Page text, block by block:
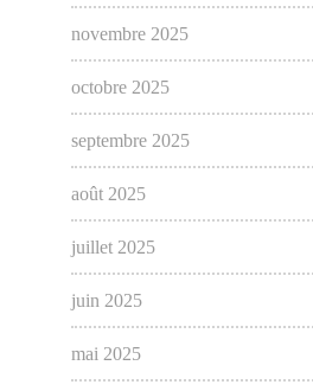
novembre 2025
octobre 2025
septembre 2025
août 2025
juillet 2025
juin 2025
mai 2025